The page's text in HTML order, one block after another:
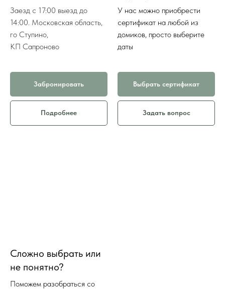
Заезд с 17:00 выезд до
14:00. Московская область,
го Ступино,
КП Сапроново
Забронировать
Подробнее
У нас можно приобрести
сертификат на любой из
домиков, просто выберите
даты
Выбрать сертификат
Задать вопрос
Сложно выбрать или
не понятно?
Поможем разобраться со